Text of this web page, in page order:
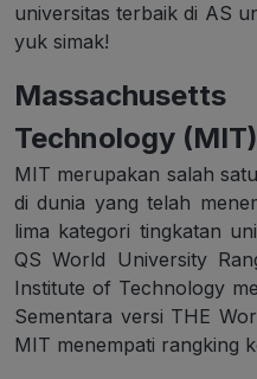
universitas terbaik di AS
yuk simak!
Technology (MIT)
MIT merupakan salah
di dunia yang telah
lima kategori tingkatan
QS World University
Institute of Technology
Sementara versi THE
MIT menempati rangking